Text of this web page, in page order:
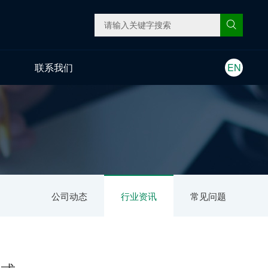
联系我们 EN
公司动态 行业资讯 常见问题